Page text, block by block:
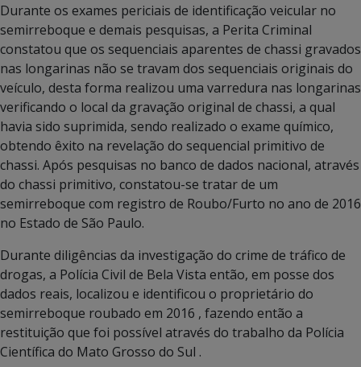
Durante os exames periciais de identificação veicular no
semirreboque e demais pesquisas, a Perita Criminal
constatou que os sequenciais aparentes de chassi gravados
nas longarinas não se travam dos sequenciais originais do
veículo, desta forma realizou uma varredura nas longarinas
verificando o local da gravação original de chassi, a qual
havia sido suprimida, sendo realizado o exame químico,
obtendo êxito na revelação do sequencial primitivo de
chassi. Após pesquisas no banco de dados nacional, através
do chassi primitivo, constatou-se tratar de um
semirreboque com registro de Roubo/Furto no ano de 2016
no Estado de São Paulo.
Durante diligências da investigação do crime de tráfico de
drogas, a Polícia Civil de Bela Vista então, em posse dos
dados reais, localizou e identificou o proprietário do
semirreboque roubado em 2016 , fazendo então a
restituição que foi possível através do trabalho da Polícia
Científica do Mato Grosso do Sul .